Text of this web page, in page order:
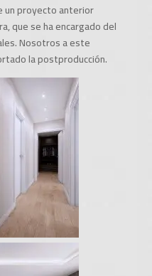
un proyecto anterior
que se ha encargado del
Nosotros a este
la postproducción.